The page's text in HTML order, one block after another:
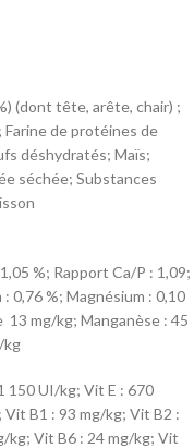
(dont tête, arête, chair) ;
Farine de protéines de
déshydratés; Maïs;
séchée; Substances
%; Rapport Ca/P : 1,09;
0,76 %; Magnésium : 0,10
13 mg/kg; Manganèse : 45
kg
150 UI/kg; Vit E : 670
B1 : 93 mg/kg; Vit B2 :
kg; Vit B6 : 24 mg/kg; Vit